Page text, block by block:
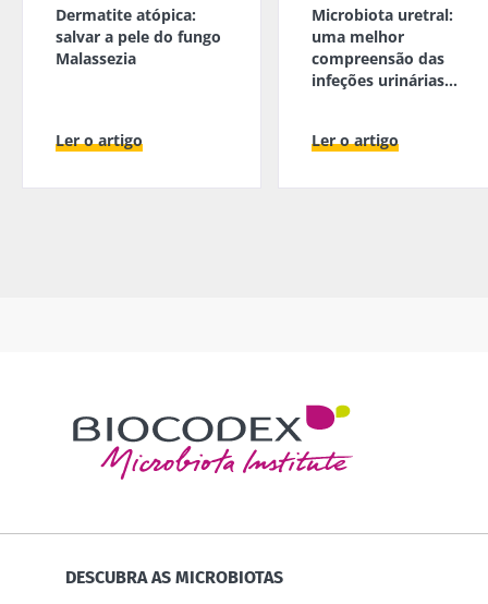
Dermatite atópica:
salvar a pele do fungo
Malassezia
Ler o artigo
Microbiota uretral:
uma melhor
compreensão das
infeções urinárias
Ler o artigo
DESCUBRA AS MICROBIOTAS